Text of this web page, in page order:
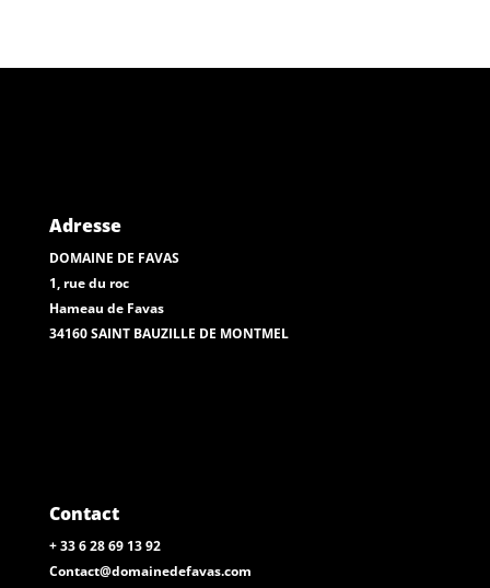
Adresse
DOMAINE DE FAVAS
1, rue du roc
Hameau de Favas
34160 SAINT BAUZILLE DE MONTMEL
Contact
+ 33 6 28 69 13 92
Contact@domainedefavas.com